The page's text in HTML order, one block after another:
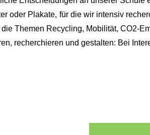
oder Plakate, für die wir intensiv
Themen Recycling, Mobilität, CO2-
recherchieren und gestalten: Bei